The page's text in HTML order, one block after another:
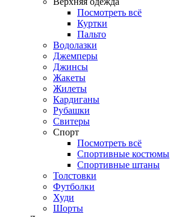
Посмотреть всё
Куртки
Пальто
Водолазки
Джемперы
Джинсы
Жакеты
Жилеты
Кардиганы
Рубашки
Свитеры
Спорт
Посмотреть всё
Спортивные костюмы
Спортивные штаны
Толстовки
Футболки
Худи
Шорты